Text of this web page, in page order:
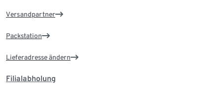
Versandpartner
Packstation
Lieferadresse ändern
Filialabholung